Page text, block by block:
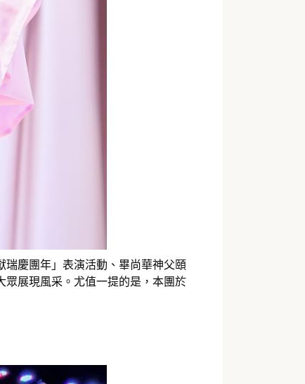
慶團年」表演活動、畢尚華神父頤
眾展現風采。尤值一提的是，本團於